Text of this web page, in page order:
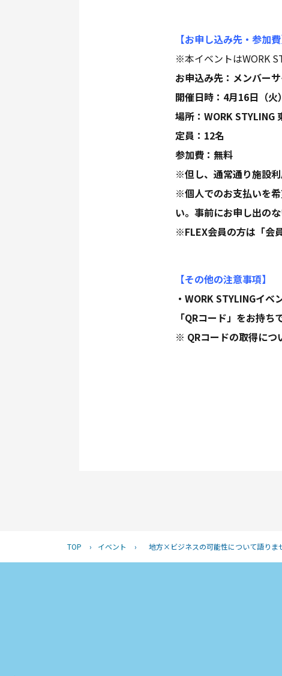
【お申し込み先・参加費
※本イベントはWORK
お申込み先：メンバー
開催日時：4月16日（
場所：WORK STYLING
定員：12名
参加費：無料
※但し、通常通り施設
※個人でのお支払いを
い。事前にお申し出の
※FLEX会員の方は「会
【その他の注意事項】
・WORK STYLINGイベ
「QRコード」をお持
※ QRコードの取得につ
TOP › イベント › 地方×ビジネスの可能性について語りま